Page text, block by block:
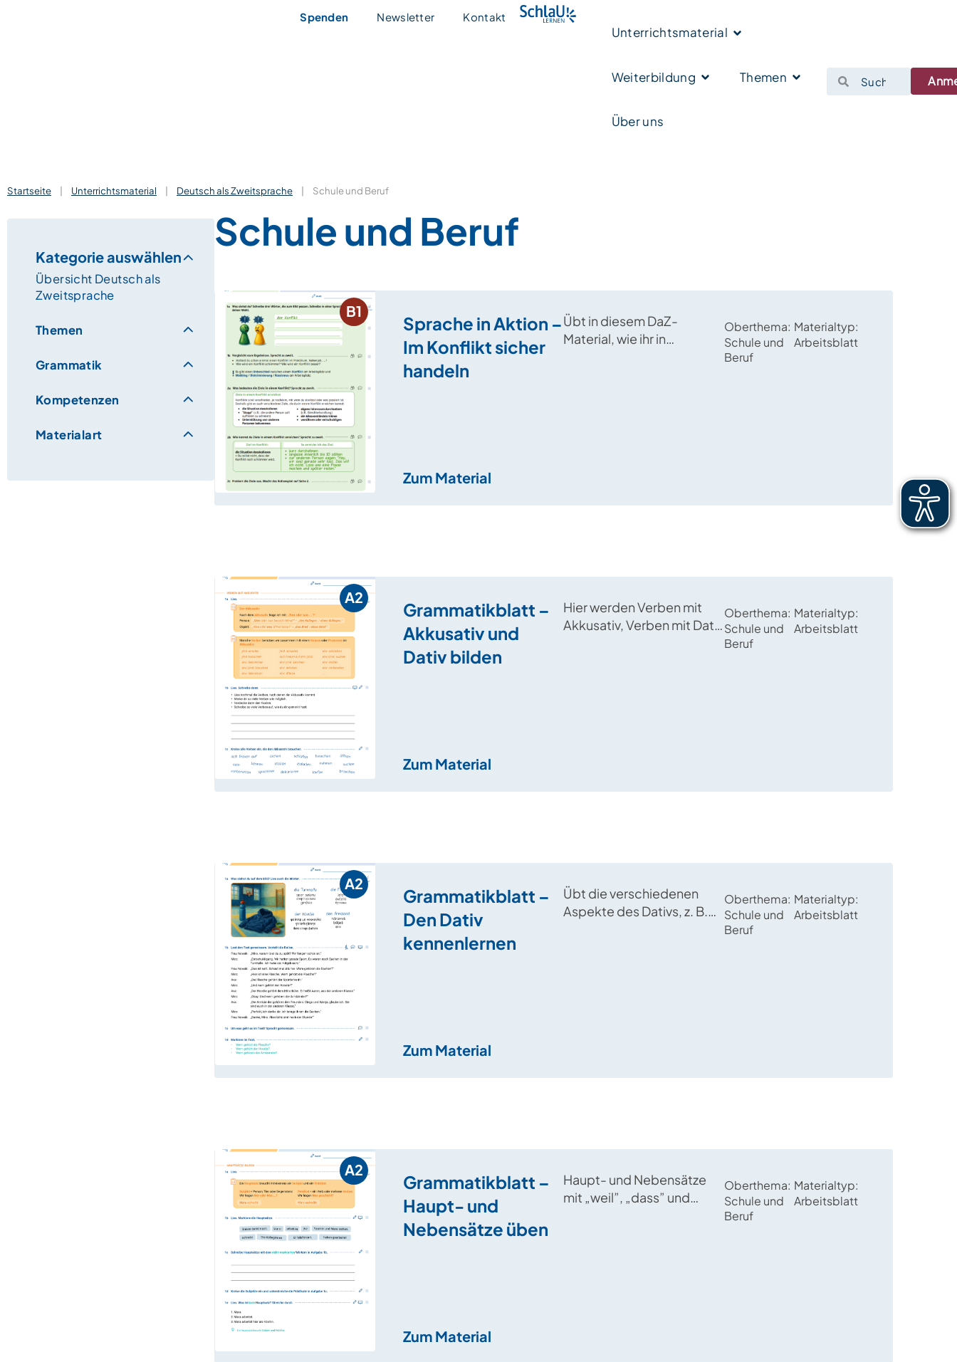
Spenden Newsletter Kontakt
Unterrichtsmaterial
Weiterbildung Themen
Über uns
Startseite | Unterrichtsmaterial | Deutsch als Zweitsprache | Schule und Beruf
Kategorie auswählen
Übersicht Deutsch als
Zweitsprache
Themen
Grammatik
Kompetenzen
Materialart
Schule und Beruf
B1
Sprache in Aktion –
Im Konflikt sicher
handeln
Übt in diesem DaZ-
Material, wie ihr in
Oberthema
Schule und
Beruf
Materialtyp
Arbeitsblatt
Zum Material
A2
Grammatikblatt –
Akkusativ und
Dativ bilden
Hier werden Verben mit
Akkusativ, Verben mit Dativ
Oberthema
Schule und
Beruf
Materialtyp
Arbeitsblatt
Zum Material
A2
Grammatikblatt –
Den Dativ
kennenlernen
Übt die verschiedenen
Aspekte des Dativs, z. B.
Oberthema
Schule und
Beruf
Materialtyp
Arbeitsblatt
Zum Material
A2
Grammatikblatt –
Haupt- und
Nebensätze üben
Haupt- und Nebensätze
mit „weil”, „dass” und
Oberthema
Schule und
Beruf
Materialtyp
Arbeitsblatt
Zum Material